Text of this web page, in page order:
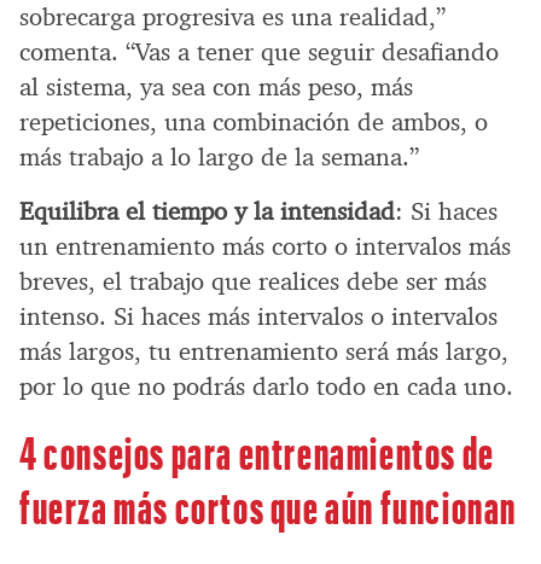
sobrecarga progresiva es una realidad,”
comenta. “Vas a tener que seguir desafiando
al sistema, ya sea con más peso, más
repeticiones, una combinación de ambos, o
más trabajo a lo largo de la semana.”
Equilibra el tiempo y la intensidad: Si haces
un entrenamiento más corto o intervalos más
breves, el trabajo que realices debe ser más
intenso. Si haces más intervalos o intervalos
más largos, tu entrenamiento será más largo,
por lo que no podrás darlo todo en cada uno.
4 consejos para entrenamientos de
fuerza más cortos que aún funcionan